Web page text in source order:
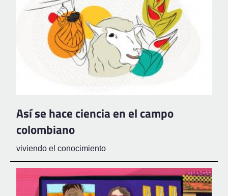
Así se hace ciencia en el campo
colombiano
viviendo el conocimiento